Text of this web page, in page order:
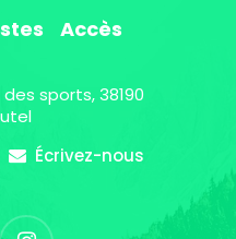
Accès
sports, 38190
Écrivez-nous